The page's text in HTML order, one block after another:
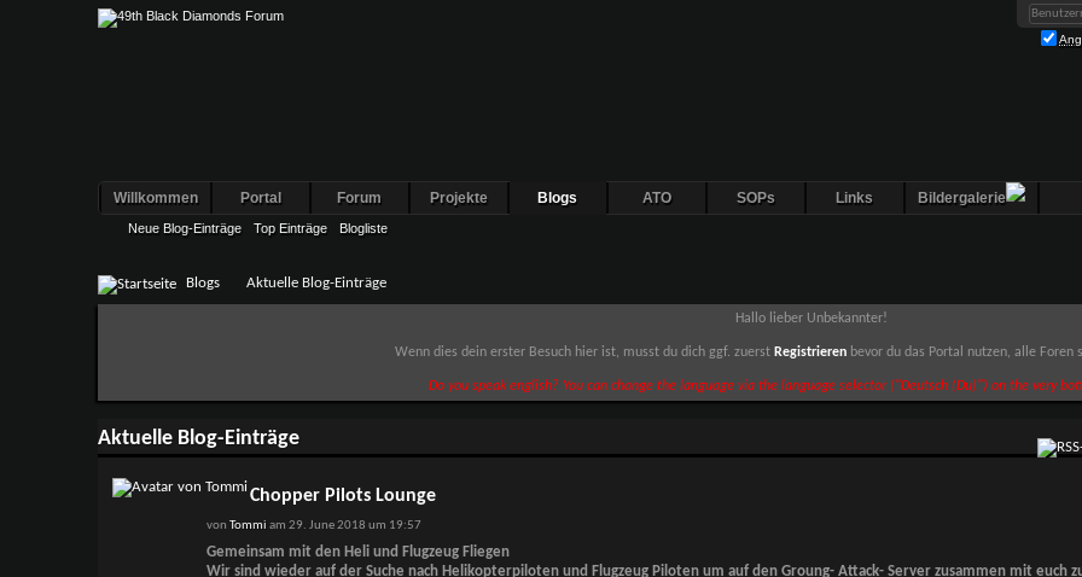
Willkommen Portal Forum Projekte Blogs
Neue Blog-Einträge Top Einträge Blogliste
ATO SOPs Links Bildergalerie
Blogs Aktuelle Blog-Einträge
Hallo lieber Unbekannter!
Wenn dies dein erster Besuch hier ist, musst du dich ggf. zuerst Registrieren bevor du das Portal nutzen, alle Foren
Do you speak english? You can change the language via the language selector ("Deutsch (Du)") on the very
Aktuelle Blog-Einträge
Chopper Pilots Lounge
von Tommi am 29. June 2018 um 19:57
Gemeinsam mit den Heli und Flugzeug Fliegen
Wir sind wieder auf der Suche nach Helikopterpiloten und Flugzeug Piloten um auf den Groung- Attack- Server zusammen mit euch